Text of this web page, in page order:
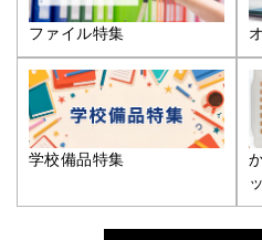
ファイル特集
学校備品特集